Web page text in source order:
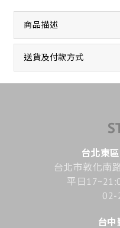
商品描述
送貨及付款方式
台北東
台北市敦化南
平日
02-
台中